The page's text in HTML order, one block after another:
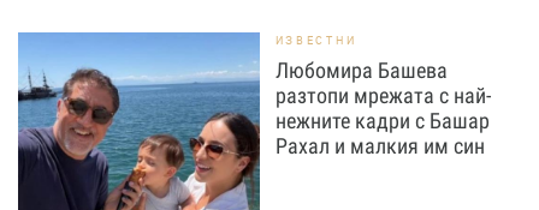
ИЗВЕСТНИ
Любомира Башева
разтопи мрежата с най-
нежните кадри с Башар
Рахал и малкия им син